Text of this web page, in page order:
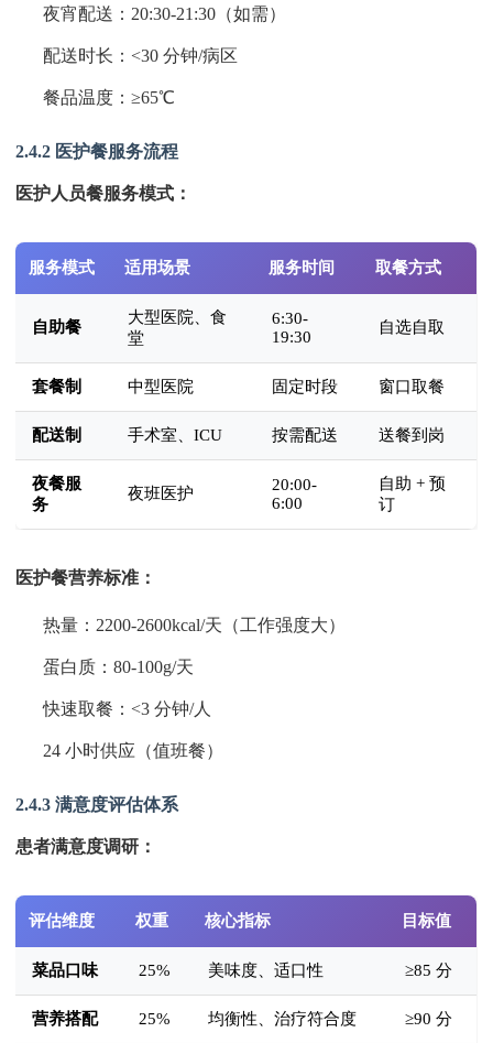
夜宵配送：20:30-21:30（如需）
配送时长：<30 分钟/病区
餐品温度：≥65℃
2.4.2 医护餐服务流程
医护人员餐服务模式：
服务模式 适用场景 服务时间 取餐方式
自助餐
大型医院、食
堂
6:30-
19:30
自选自取
套餐制 中型医院 固定时段 窗口取餐
配送制 手术室、ICU 按需配送 送餐到岗
夜餐服
务
夜班医护
20:00-
6:00
自助 + 预
订
医护餐营养标准：
热量：2200-2600kcal/天（工作强度大）
蛋白质：80-100g/天
快速取餐：<3 分钟/人
24 小时供应（值班餐）
2.4.3 满意度评估体系
患者满意度调研：
评估维度 权重 核心指标 目标值
菜品口味 25% 美味度、适口性 ≥85 分
营养搭配 25% 均衡性、治疗符合度 ≥90 分